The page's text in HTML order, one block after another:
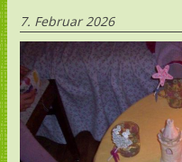
7. Februar 2026